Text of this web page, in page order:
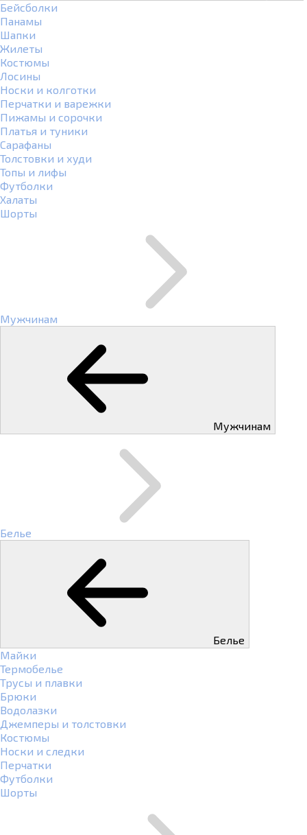
Бейсболки
Панамы
Шапки
Жилеты
Костюмы
Лосины
Носки и колготки
Перчатки и варежки
Пижамы и сорочки
Платья и туники
Сарафаны
Толстовки и худи
Топы и лифы
Футболки
Халаты
Шорты
Мужчинам
Мужчинам
Белье
Белье
Майки
Термобелье
Трусы и плавки
Брюки
Водолазки
Джемперы и толстовки
Костюмы
Носки и следки
Перчатки
Футболки
Шорты